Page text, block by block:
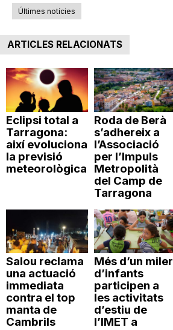
o
n
a
Últimes notícies
ARTICLES RELACIONATS
Eclipsi total a
Tarragona:
així evoluciona
la previsió
meteorològica
Roda de Berà
s’adhereix a
l’Associació
per l’Impuls
Metropolità
del Camp de
Tarragona
Salou reclama
una actuació
immediata
contra el top
manta de
Cambrils
Més d’un miler
d’infants
participen a
les activitats
d’estiu de
l’IMET a